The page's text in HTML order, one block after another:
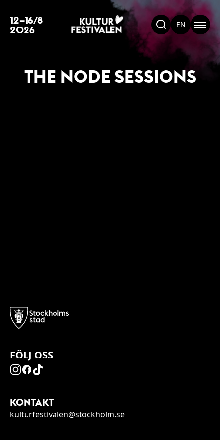
12–16/8
2026 EN
THE NODE SESSIONS
FÖLJ OSS
KONTAKT
kulturfestivalen@stockholm.se